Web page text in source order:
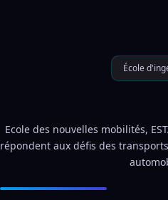
École
Ecole des nouvelles mobilités,
répondent aux défis des